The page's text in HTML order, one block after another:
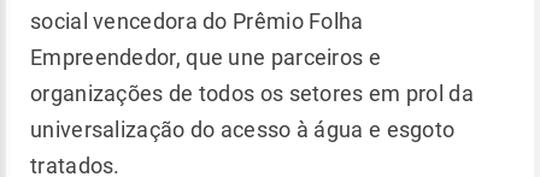
social vencedora do Prêmio Folha
Empreendedor, que une parceiros e
organizações de todos os setores em prol da
universalização do acesso à água e esgoto
tratados.